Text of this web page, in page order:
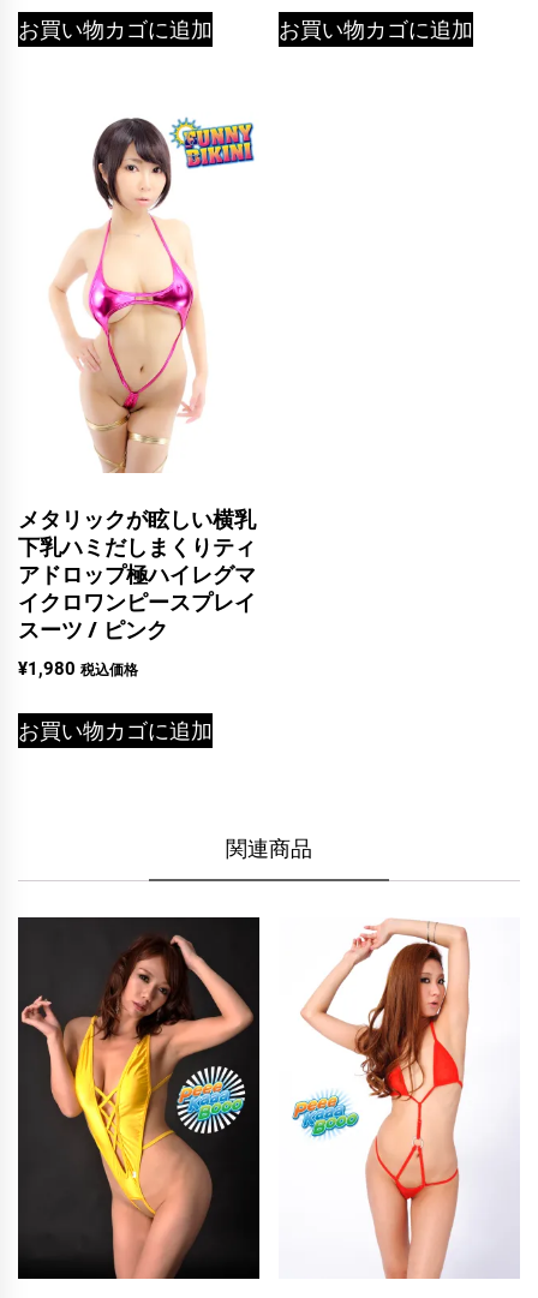
お買い物カゴに追加 お買い物カゴに追加
メタリックが眩しい横乳
下乳ハミだしまくりティ
アドロップ極ハイレグマ
イクロワンピースプレイ
スーツ / ピンク
¥1,980 税込価格
お買い物カゴに追加
関連商品